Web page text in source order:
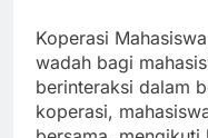
Koperasi
wadah bagi
berinteraksi dalam
koperasi,